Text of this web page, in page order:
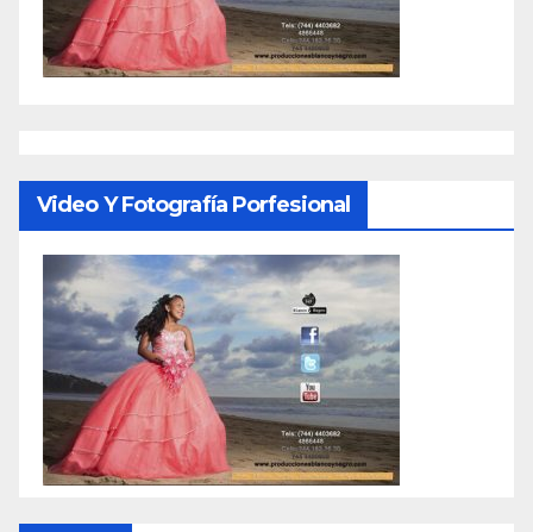
Video Y Fotografía Porfesional